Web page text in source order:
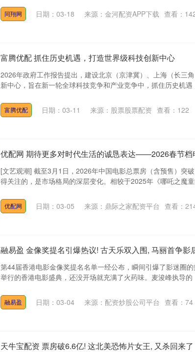
同翔网 日期：03-18 来源：金河配资APP下载 查看：
富腾优配 抓住历史机遇，打造世界级科技创新中心
2026年政府工作报告提出，建设北京（京津冀）、上海（长三
新中心，旨在新一轮全球科技竞争和产业竞争中，抓住历史机
富腾优配 日期：03-11 来源：股票股票配资 查看： 122
优配网 期待更多对时代生活的诚恳表达——2026春节档
[文艺观潮] 截至3月1日，2026年中国电影总票房（含预售）突
得关注的，是市场格局的深层变化。相较于2025年《哪吒之魔
优配网 日期：03-05 来源：鼎际之家配资平台 查看：
融易盈 金像奖提名引爆热议! 古天乐双入围, 马丽首争影
第44届香港电影金像奖提名名单一经公布，瞬间引爆了影迷圈
举行的香港电影盛典，还没开场就充满了火药味。麦浚峰执导
融易盈 日期：03-04 来源：配资炒股公司平台 查看： 74
天牛宝配资 票房破6.6亿! 这北美恐怖片女王, 又杀回来了